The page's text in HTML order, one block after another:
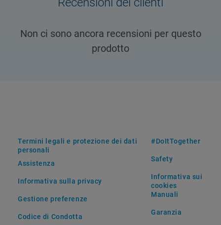
Non ci sono ancora recensioni per questo
prodotto
Termini legali e protezione dei dati
personali
Assistenza
Informativa sulla privacy
Gestione preferenze
Codice di Condotta
#DoItTogether
Safety
Informativa sui
cookies
Manuali
Garanzia